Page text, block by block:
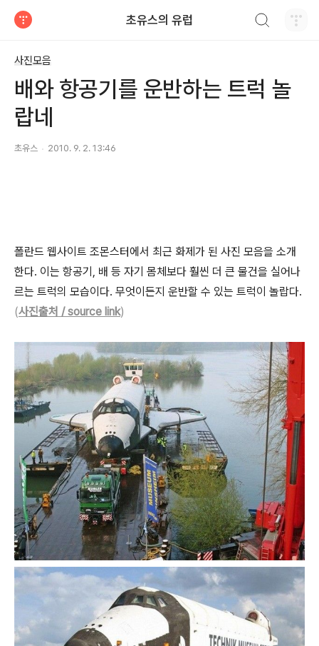
초유스의 유럽
사진모음
배와 항공기를 운반하는 트럭 놀
랍네
초유스 2010. 9. 2. 13:46
폴란드 웹사이트 조몬스터에서 최근 화제가 된 사진 모음을 소개
한다. 이는 항공기, 배 등 자기 몸체보다 훨씬 더 큰 물건을 실어나
르는 트럭의 모습이다. 무엇이든지 운반할 수 있는 트럭이 놀랍다.
(사진출처 / source link)